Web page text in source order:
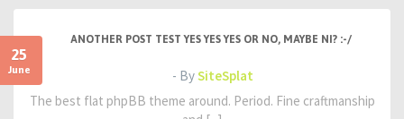
25
June
ANOTHER POST TEST YES YES YES OR NO, MAYBE NI? :-/
- BySiteSplat
The best flat phpBB theme around. Period. Fine craftmanship